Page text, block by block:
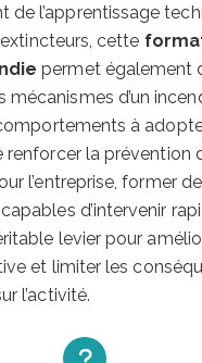
de l’apprentissage
cette
permet également
d’un
à
renforcer la prévention
l’entreprise, former
d’intervenir
levier pour
et limiter les
l’activité.